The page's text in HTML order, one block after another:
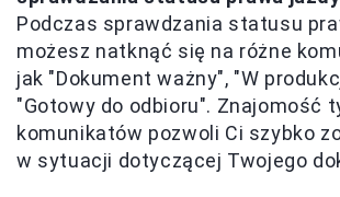
Podczas sprawdzania statusu
możesz natknąć się na różne
jak "Dokument ważny", "W
"Gotowy do odbioru". Znajomość
komunikatów pozwoli Ci szybko
w sytuacji dotyczącej Twojego